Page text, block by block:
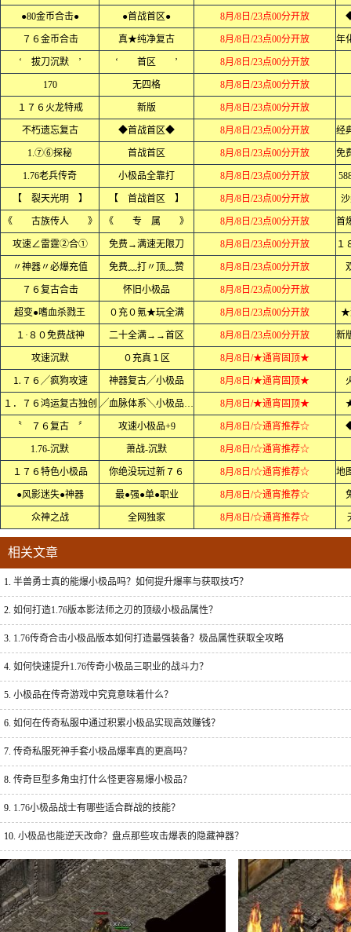
●80金币合击● ●首战首区● 8月/8日/23点00分开放
７６金币合击 真★纯净复古 8月/8日/23点00分开放
‘ 拔刀沉默 ’ ‘ 首区 ’ 8月/8日/23点00分开放
170 无四格 8月/8日/23点00分开放
１７６火龙特戒 新版 8月/8日/23点00分开放
不朽遗忘复古 ◆首战首区◆ 8月/8日/23点00分开放
1.⑦⑥探秘 首战首区 8月/8日/23点00分开放
1.76老兵传奇 小极品全靠打 8月/8日/23点00分开放
【 裂天光明 】 【 首战首区 】 8月/8日/23点00分开放
《 古族传人 》 《 专 属 》 8月/8日/23点00分开放
攻速∠雷霆②合① 免费→满速无限刀 8月/8日/23点00分开放
〃神器〃必爆充值 免费﹏打〃顶﹏赞 8月/8日/23点00分开放
７６复古合击 怀旧小极品 8月/8日/23点00分开放
超变●嗜血杀戮王 ０充０氪★玩全满 8月/8日/23点00分开放 ★
１·８０免费战神 二十全满→→首区 8月/8日/23点00分开放
攻速沉默 ０充真１区 8月/8日/★通宵固顶★
⒈７６╱疯狗攻速 神器复古╱小极品 8月/8日/★通宵固顶★
１．７６鸿运复古独创 ╱血脉体系╲小极品＋７ 8月/8日/★通宵固顶★
〝 ７６复古 〞 攻速小极品+9 8月/8日/☆通宵推荐☆
1.76-沉默 萧战-沉默 8月/8日/☆通宵推荐☆
１７６特色小极品 你绝没玩过新７６ 8月/8日/☆通宵推荐☆
●风影迷失●神器 最●强●单●职业 8月/8日/☆通宵推荐☆
众神之战 全网独家 8月/8日/☆通宵推荐☆
相关文章
1. 半兽勇士真的能爆小极品吗？如何提升爆率与获取技巧？
2. 如何打造1.76版本影法师之刃的顶级小极品属性？
3. 1.76传奇合击小极品版本如何打造最强装备？极品属性获取全攻略
4. 如何快速提升1.76传奇小极品三职业的战斗力？
5. 小极品在传奇游戏中究竟意味着什么？
6. 如何在传奇私服中通过积累小极品实现高效赚钱？
7. 传奇私服死神手套小极品爆率真的更高吗？
8. 传奇巨型多角虫打什么怪更容易爆小极品？
9. 1.76小极品战士有哪些适合群战的技能？
10. 小极品也能逆天改命？盘点那些攻击爆表的隐藏神器？